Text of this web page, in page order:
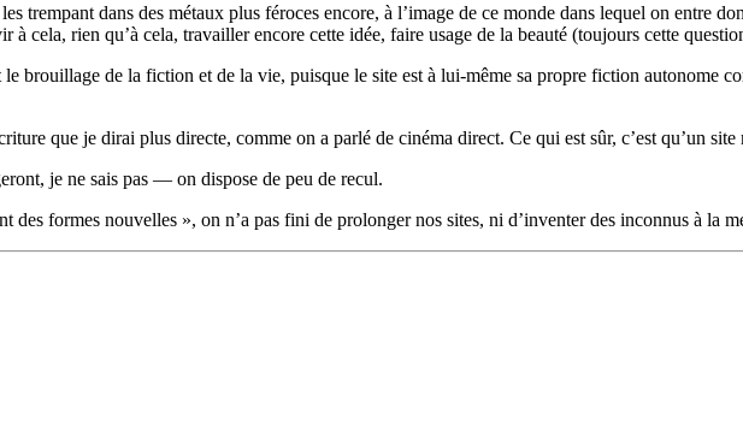
trempant dans des métaux plus féroces encore, à l’image de ce monde dans lequel on entre
à cela, rien qu’à cela, travailler encore cette idée, faire usage de la beauté (toujours cette
brouillage de la fiction et de la vie, puisque le site est à lui-même sa propre fiction autonome
que je dirai plus directe, comme on a parlé de cinéma direct. Ce qui est sûr, c’est qu’un
je ne sais pas — on dispose de peu de recul.
des formes nouvelles », on n’a pas fini de prolonger nos sites, ni d’inventer des inconnus à la